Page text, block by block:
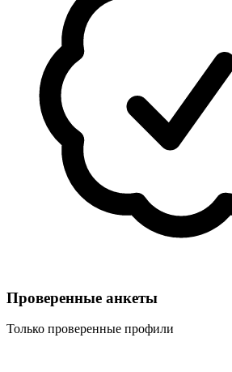
Проверенные анкеты
Только проверенные профили